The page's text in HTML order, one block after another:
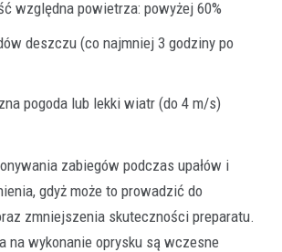
względna powietrza: powyżej 60%
deszczu (co najmniej 3 godziny po
pogoda lub lekki wiatr (do 4 m/s)
zabiegów podczas upałów i
gdyż może to prowadzić do
zmniejszenia skuteczności preparatu.
na wykonanie oprysku są wczesne